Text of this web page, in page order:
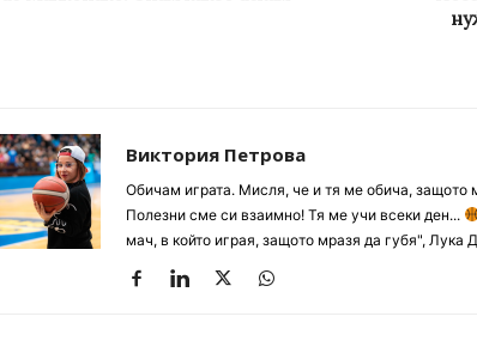
Виктория Петрова
Обичам играта. Мисля, че и тя ме обича,
Полезни сме си взаимно! Тя ме учи всеки ден...
мач, в който играя, защото мразя да губя", Лука